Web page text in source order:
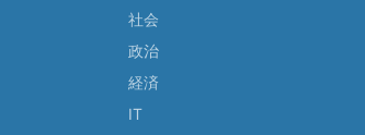
社会
政治
経済
IT